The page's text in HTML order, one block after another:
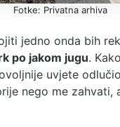
Fotke: Privatna arhiva
jedno onda bih
po jakom jugu.
uvjete
nego me zahvati,